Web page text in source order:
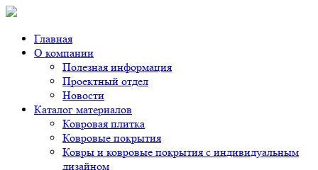
Главная
О компании
Полезная информация
Проектный отдел
Новости
Каталог материалов
Ковровая плитка
Ковровые покрытия
Ковры и ковровые покрытия с индивидуальным
дизайном